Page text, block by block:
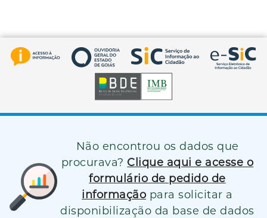
Não encontrou os dados que
procurava? Clique aqui e acesse o
formulário de pedido de
informação para solicitar a
disponibilização da base de dados